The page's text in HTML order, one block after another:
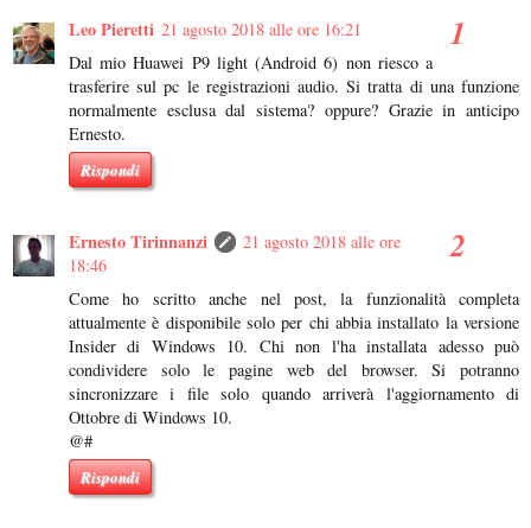
Leo Pieretti 21 agosto 2018 alle ore 16:21
Dal mio Huawei P9 light (Android 6) non riesco a
trasferire sul pc le registrazioni audio. Si tratta di una funzione
normalmente esclusa dal sistema? oppure? Grazie in anticipo
Ernesto.
Rispondi
Ernesto Tirinnanzi
21 agosto 2018 alle ore
18:46
Come ho scritto anche nel post, la funzionalità completa
attualmente è disponibile solo per chi abbia installato la versione
Insider di Windows 10. Chi non l'ha installata adesso può
condividere solo le pagine web del browser. Si potranno
sincronizzare i file solo quando arriverà l'aggiornamento di
Ottobre di Windows 10.
@#
Rispondi